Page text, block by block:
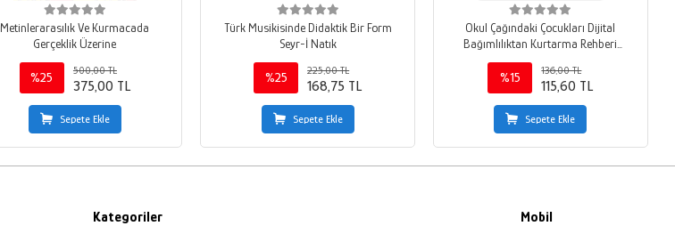
Metinlerarasılık Ve Kurmacada
Gerçeklik Üzerine
%25
500,00 TL
375,00 TL
Sepete Ekle
Türk Musikisinde Didaktik Bir Form
Seyr-İ Natık
%25
225,00 TL
168,75 TL
Sepete Ekle
Okul Çağındaki Çocukları Dijital
Bağımlılıktan Kurtarma Rehberi
Ebeveyn El Kitabı
%15
136,00 TL
115,60 TL
Sepete Ekle
Kategoriler
Mobil